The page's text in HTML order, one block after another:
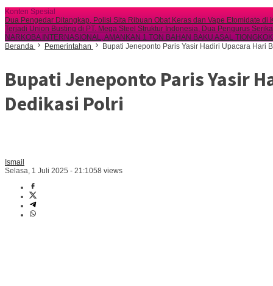
Konten Spesial
Dua Pengedar Ditangkap, Polisi Sita Ribuan Obat Keras dan Vape Etomidate di
Terjadi Union Busting di PT. Mega Steel Struktur Indonesia, Dua Pengurus
NARKOBA INTERNASIONAL, AMANKAN 1 TON BAHAN BAKU ASAL TIONGKOK
Beranda
Pemerintahan Bupati Jeneponto Paris Yasir Hadiri Upacara Hari
Bupati Jeneponto Paris Yasir
Dedikasi Polri
Ismail
Selasa, 1 Juli 2025 - 21:1058 views